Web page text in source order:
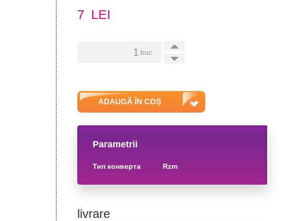
7 LEI
+
-
buc
ADAUGĂ ÎN COȘ
Parametrii
тип конверта rzm
livrare